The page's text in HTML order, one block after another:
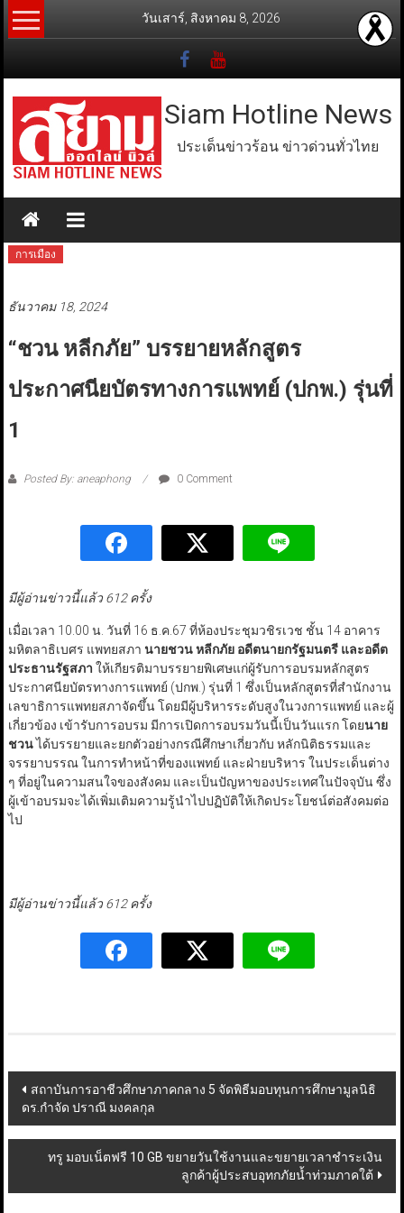
Skip
to
วันเสาร์, สิงหาคม 8, 2026
Siam Hotline News
ประเด็นข่าวร้อน ข่าวด่วนทั่วไทย
การเมือง
ธันวาคม 18, 2024
“ชวน หลีกภัย” บรรยายหลักสูตร
ประกาศนียบัตรทางการแพทย์ (ปกพ.) รุ่นที่
1
Posted By: aneaphong 0 Comment
มีผู้อ่านข่าวนี้แล้ว 612 ครั้ง
เมื่อเวลา 10.00 น. วันที่ 16 ธ.ค.67 ที่ห้องประชุมวชิรเวช ชั้น 14 อาคาร
มหิตลาธิเบศร แพทยสภา นายชวน หลีกภัย อดีตนายกรัฐมนตรี และอดีต
ประธานรัฐสภา ให้เกียรติมาบรรยายพิเศษแก่ผู้รับการอบรมหลักสูตร
ประกาศนียบัตรทางการแพทย์ (ปกพ.) รุ่นที่ 1 ซึ่งเป็นหลักสูตรที่สำนักงาน
เลขาธิการแพทยสภาจัดขึ้น โดยมีผู้บริหารระดับสูงในวงการแพทย์ และผู้
เกี่ยวข้อง เข้ารับการอบรม มีการเปิดการอบรมวันนี้เป็นวันแรก โดยนาย
ชวนได้บรรยายและยกตัวอย่างกรณีศึกษาเกี่ยวกับ หลักนิติธรรมและ
จรรยาบรรณ ในการทำหน้าที่ของแพทย์ และฝ่ายบริหาร ในประเด็นต่าง
ๆ ที่อยู่ในความสนใจของสังคม และเป็นปัญหาของประเทศในปัจจุบัน ซึ่ง
ผู้เข้าอบรมจะได้เพิ่มเติมความรู้นำไปปฏิบัติให้เกิดประโยชน์ต่อสังคมต่อ
ไป
มีผู้อ่านข่าวนี้แล้ว 612 ครั้ง
Post
navigation
สถาบันการอาชีวศึกษาภาคกลาง 5 จัดพิธีมอบทุนการศึกษามูลนิธิ
ดร.กำจัด ปราณี มงคลกุล
ทรู มอบเน็ตฟรี 10 GB ขยายวันใช้งานและขยายเวลาชำระเงิน
ลูกค้าผู้ประสบอุทกภัยน้ำท่วมภาคใต้